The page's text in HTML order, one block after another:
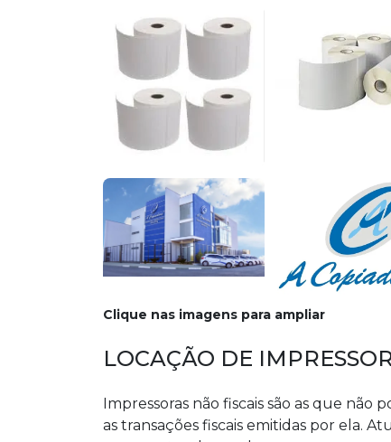
Clique nas imagens para ampliar
LOCAÇÃO DE
Impressoras não fiscais são as que
as transações fiscais emitidas por ela.